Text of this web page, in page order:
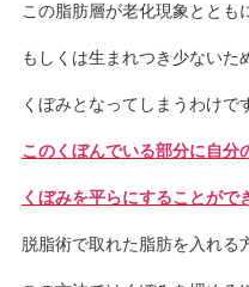
この脂肪層が老化現象ととも
もしくは生まれつき少ないた
くぼみとなってしまうわけで
このくぼんでいる部分に自分
くぼみを平らにすることがで
脱脂術で取れた脂肪を入れる